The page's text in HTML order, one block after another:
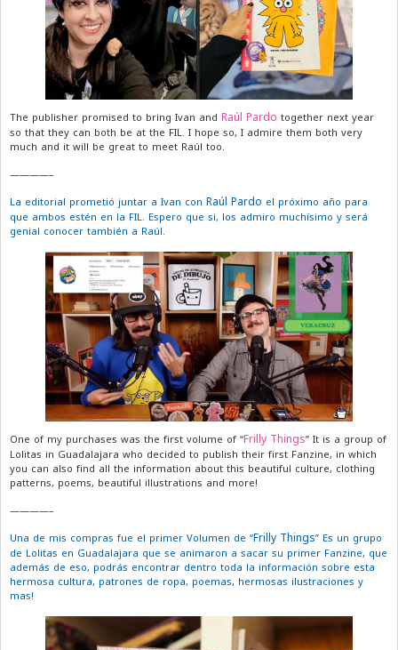
The publisher promised to bring Ivan and Raúl Pardo together next year
so that they can both be at the FIL. I hope so, I admire them both very
much and it will be great to meet Raúl too.
————–
La editorial prometió juntar a Ivan con Raúl Pardo el próximo año para
que ambos estén en la FIL. Espero que si, los admiro muchísimo y será
genial conocer también a Raúl.
One of my purchases was the first volume of “Frilly Things” It is a group of
Lolitas in Guadalajara who decided to publish their first Fanzine, in which
you can also find all the information about this beautiful culture, clothing
patterns, poems, beautiful illustrations and more!
————–
Una de mis compras fue el primer Volumen de “Frilly Things” Es un grupo
de Lolitas en Guadalajara que se animaron a sacar su primer Fanzine, que
además de eso, podrás encontrar dentro toda la información sobre esta
hermosa cultura, patrones de ropa, poemas, hermosas ilustraciones y
mas!